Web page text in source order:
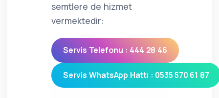
semtlere de hizmet
vermektedir:
Servis Telefonu : 444 28 46
Servis WhatsApp Hattı : 0535 570 61 87